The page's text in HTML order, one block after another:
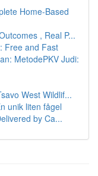
Home-Based
, Real P...
Free and Fast
MetodePKV Judi:
West Wildlif...
unik liten fågel
by Ca...